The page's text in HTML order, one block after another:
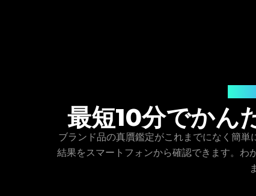
最短10分でかん
ブランド品の真贋鑑定がこれまでになく簡
結果をスマートフォンから確認できます。わ